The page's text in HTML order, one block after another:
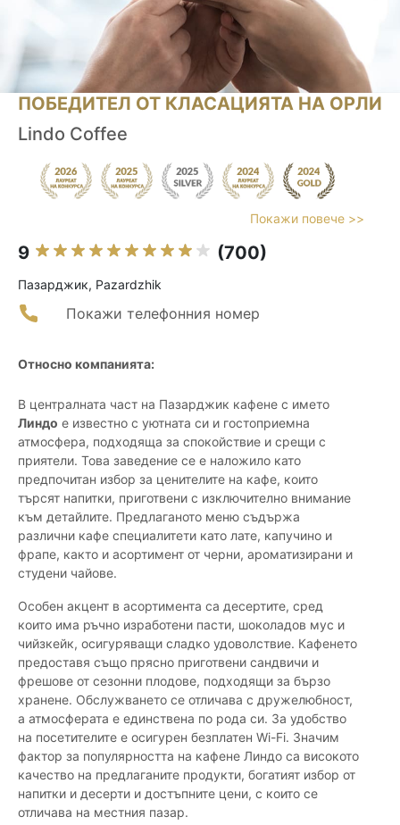
ПОБЕДИТЕЛ ОТ КЛАСАЦИЯТА НА ОРЛИ
Lindo Coffee
Покажи повече >>
9 (700)
Пазарджик, Pazardzhik
Покажи телефонния номер
Относно компанията:
В централната част на Пазарджик кафене с името
Линдо е известно с уютната си и гостоприемна
атмосфера, подходяща за спокойствие и срещи с
приятели. Това заведение се е наложило като
предпочитан избор за ценителите на кафе, които
търсят напитки, приготвени с изключително внимание
към детайлите. Предлаганото меню съдържа
различни кафе специалитети като лате, капучино и
фрапе, както и асортимент от черни, ароматизирани и
студени чайове.
Особен акцент в асортимента са десертите, сред
които има ръчно изработени пасти, шоколадов мус и
чийзкейк, осигуряващи сладко удоволствие. Кафенето
предоставя също прясно приготвени сандвичи и
фрешове от сезонни плодове, подходящи за бързо
хранене. Обслужването се отличава с дружелюбност,
а атмосферата е единствена по рода си. За удобство
на посетителите е осигурен безплатен Wi-Fi. Значим
фактор за популярността на кафене Линдо са високото
качество на предлаганите продукти, богатият избор от
напитки и десерти и достъпните цени, с които се
отличава на местния пазар.